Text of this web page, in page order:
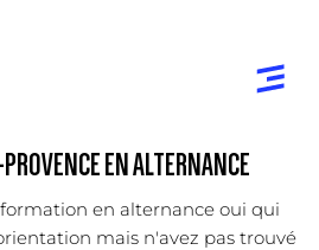
EN ALTERNANCE
en alternance oui qui
mais n'avez pas trouvé